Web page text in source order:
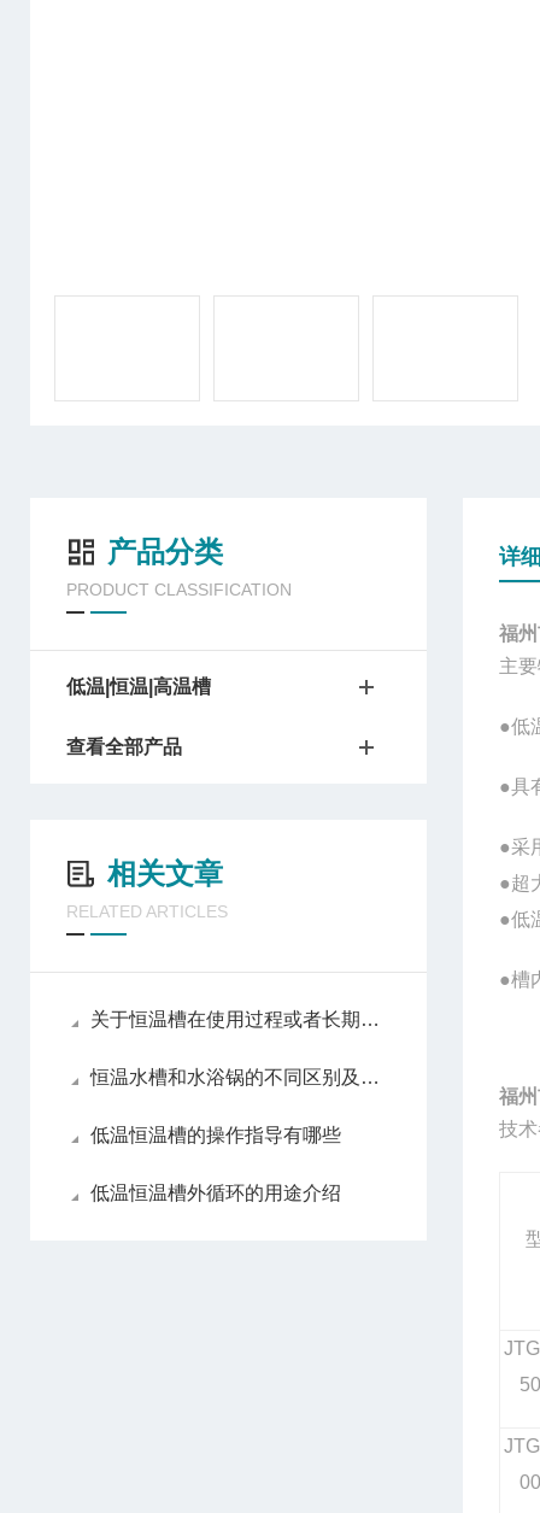
产品分类
PRODUCT CLASSIFICATION
低温|恒温|高温槽
查看全部产品
相关文章
RELATED ARTICLES
关于恒温槽在使用过程或者长期不用的情况下的养护
恒温水槽和水浴锅的不同区别及用途介绍
低温恒温槽的操作指导有哪些
低温恒温槽外循环的用途介绍
详
福
主
●低
●具
●采
●超
●低
●槽
福
技